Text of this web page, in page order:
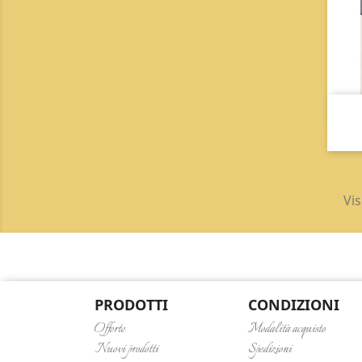
PRODOTTI
Offerte
Nuovi prodotti
CONDIZIONI
Modalità acquisto
Spedizioni